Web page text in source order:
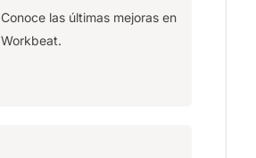
Conoce las últimas mejoras en
Workbeat.